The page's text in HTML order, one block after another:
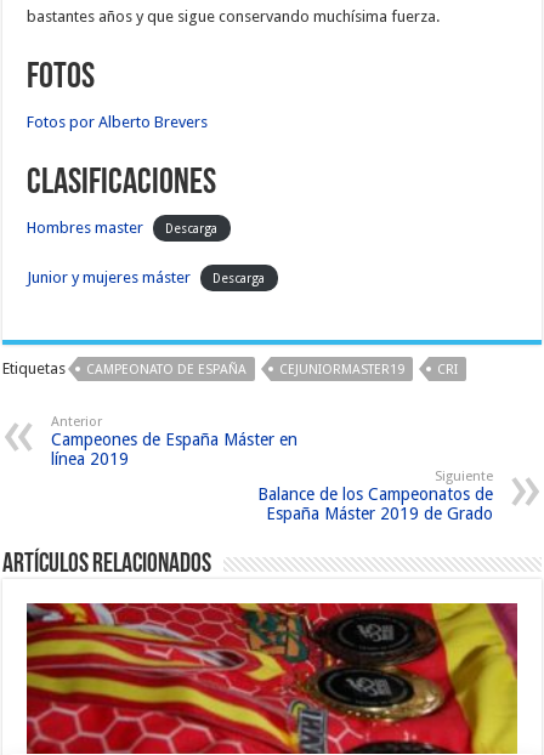
bastantes años y que sigue conservando muchísima fuerza.
Fotos
Fotos por Alberto Brevers
Clasificaciones
Hombres master Descarga
Junior y mujeres máster Descarga
Etiquetas CAMPEONATO DE ESPAÑA CEJUNIORMASTER19 CRI
Anterior
Campeones de España Máster en
línea 2019
Siguiente
Balance de los Campeonatos de
España Máster 2019 de Grado
Artículos relacionados